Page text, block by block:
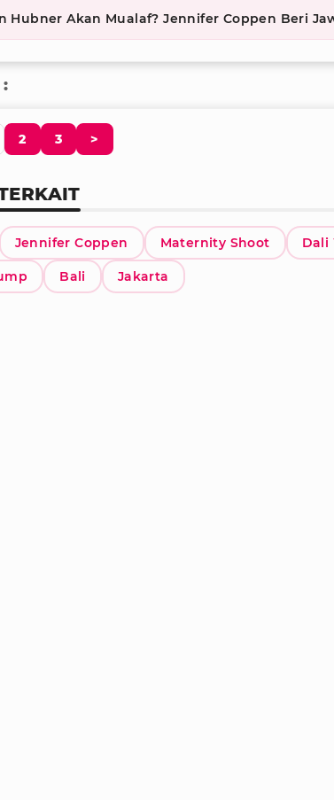
Hubner Akan Mualaf? Jennifer Coppen Beri
2 3 >
Jennifer Coppen Maternity Shoot Dali
Bali Jakarta